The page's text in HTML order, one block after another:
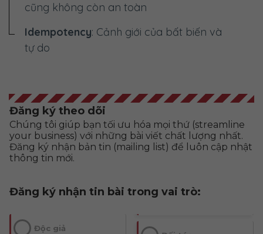
cũng không còn an toàn
Idempotency: Cảnh giới của bất biến và
tự do
Đăng ký theo dõi
Chúng tôi giúp bạn tối ưu hóa mọi thứ (streamline
your business) với những bài viết chất lượng nhất.
Đăng ký nhận bản tin (mailing list) để luôn cập nhật
thông tin mới.
Đăng ký nhận tin bài trong vai trò:
Độc giả